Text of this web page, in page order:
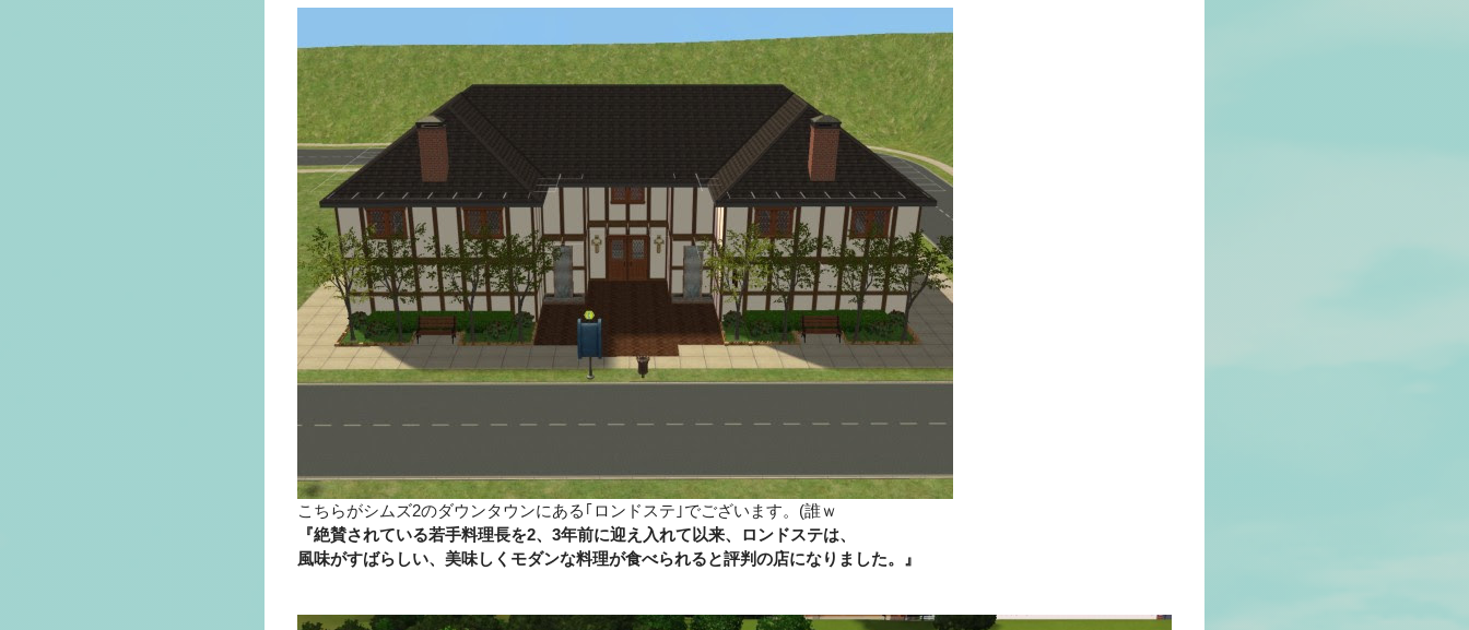
こちらがシムズ2のダウンタウンにある｢ロンドステ｣でございます。(誰ｗ
『絶賛されている若手料理長を2、3年前に迎え入れて以来、ロンドステは、
風味がすばらしい、美味しくモダンな料理が食べられると評判の店になりました。』